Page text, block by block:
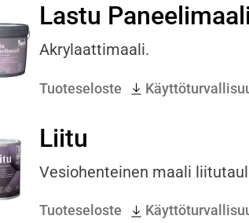
Lastu
Akrylaattimaali.
Tuoteseloste
Liitu
Vesiohenteinen maali
Tuoteseloste